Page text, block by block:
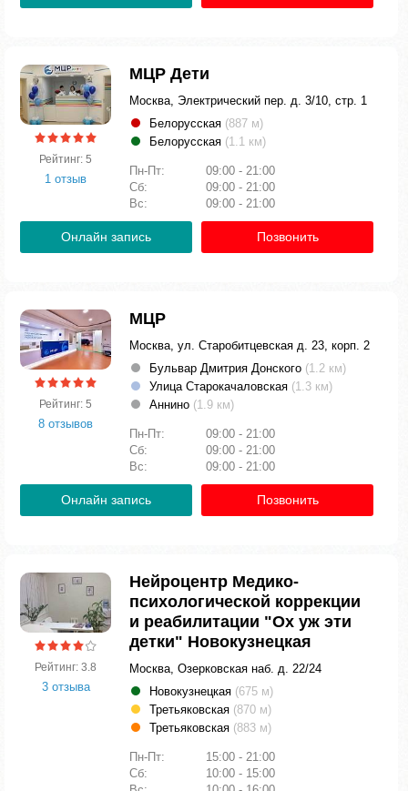
Рейтинг: 5
1 отзыв
МЦР Дети
Москва, Электрический пер. д. 3/10, стр. 1
Белорусская (887 м)
Белорусская (1.1 км)
Пн-Пт:
09:00 - 21:00
Сб:
09:00 - 21:00
Вс:
09:00 - 21:00
Онлайн запись Позвонить
Рейтинг: 5
8 отзывов
МЦР
Москва, ул. Старобитцевская д. 23, корп. 2
Бульвар Дмитрия Донского (1.2 км)
Улица Старокачаловская (1.3 км)
Аннино (1.9 км)
Пн-Пт:
09:00 - 21:00
Сб:
09:00 - 21:00
Вс:
09:00 - 21:00
Онлайн запись Позвонить
Рейтинг: 3.8
3 отзыва
Нейроцентр Медико-
психологической коррекции
и реабилитации "Ох уж эти
детки" Новокузнецкая
Москва, Озерковская наб. д. 22/24
Новокузнецкая (675 м)
Третьяковская (870 м)
Третьяковская (883 м)
Пн-Пт:
15:00 - 21:00
Сб:
10:00 - 15:00